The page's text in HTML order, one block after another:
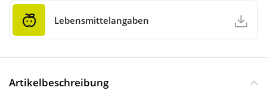
Lebensmittelangaben
Artikelbeschreibung